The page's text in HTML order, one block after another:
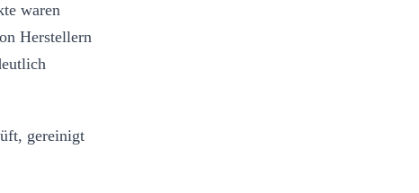
waren
Herstellern
gereinigt